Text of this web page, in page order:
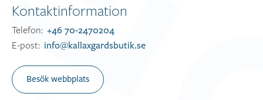
Kontaktinformation
Telefon: +46 70-2470204
E-post: info@kallaxgardsbutik.se
Besök webbplats